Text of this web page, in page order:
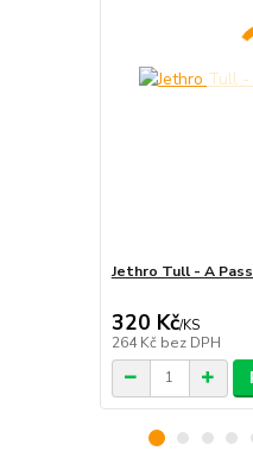
Jethro Tull - A
320 Kč/KS
264 Kč bez DPH